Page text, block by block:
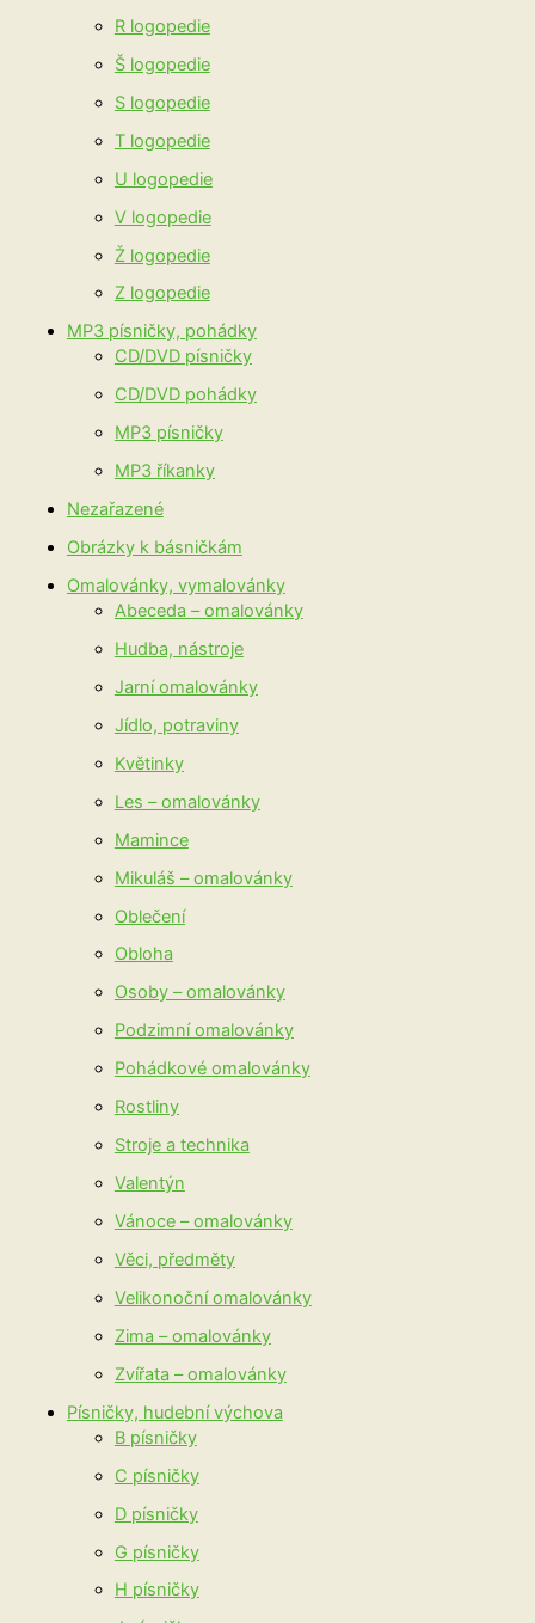
R logopedie
Š logopedie
S logopedie
T logopedie
U logopedie
V logopedie
Ž logopedie
Z logopedie
MP3 písničky, pohádky
CD/DVD písničky
CD/DVD pohádky
MP3 písničky
MP3 říkanky
Nezařazené
Obrázky k básničkám
Omalovánky, vymalovánky
Abeceda – omalovánky
Hudba, nástroje
Jarní omalovánky
Jídlo, potraviny
Květinky
Les – omalovánky
Mamince
Mikuláš – omalovánky
Oblečení
Obloha
Osoby – omalovánky
Podzimní omalovánky
Pohádkové omalovánky
Rostliny
Stroje a technika
Valentýn
Vánoce – omalovánky
Věci, předměty
Velikonoční omalovánky
Zima – omalovánky
Zvířata – omalovánky
Písničky, hudební výchova
B písničky
C písničky
D písničky
G písničky
H písničky